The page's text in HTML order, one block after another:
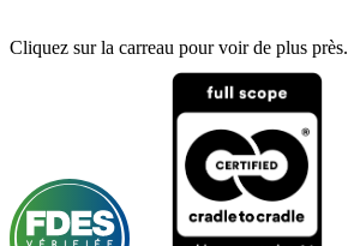
Cliquez sur la carreau pour voir de plus près.